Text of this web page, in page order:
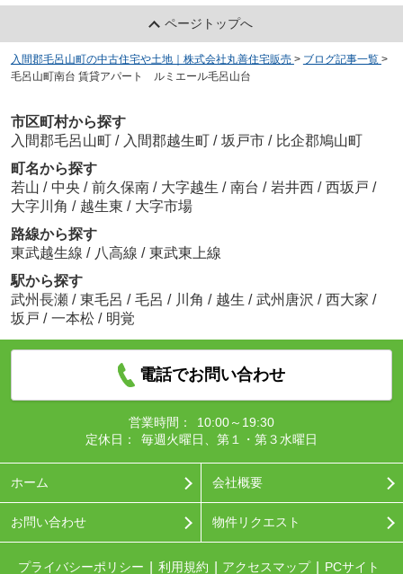
ページトップへ
入間郡毛呂山町の中古住宅や土地｜株式会社丸善住宅販売 > ブログ記事一覧 >
毛呂山町南台 賃貸アパート ルミエール毛呂山台
市区町村から探す
入間郡毛呂山町 / 入間郡越生町 / 坂戸市 / 比企郡鳩山町
町名から探す
若山 / 中央 / 前久保南 / 大字越生 / 南台 / 岩井西 / 西坂戸 /
大字川角 / 越生東 / 大字市場
路線から探す
東武越生線 / 八高線 / 東武東上線
駅から探す
武州長瀬 / 東毛呂 / 毛呂 / 川角 / 越生 / 武州唐沢 / 西大家 /
坂戸 / 一本松 / 明覚
電話でお問い合わせ
営業時間：
10:00～19:30
定休日：
毎週火曜日、第１・第３水曜日
ホーム 会社概要
お問い合わせ 物件リクエスト
プライバシーポリシー 利用規約 アクセスマップ PCサイト